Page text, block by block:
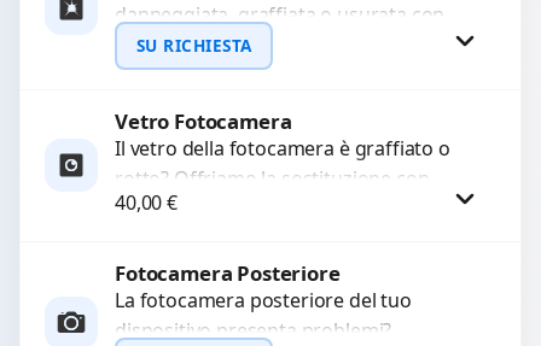
danneggiata, graffiata o usurata con
ricambi di alta qualità e garantiti.
Ripristiniamo l’aspetto estetico e...
SU RICHIESTA
Richiedi Preventivo
Vetro Fotocamera
Il vetro della fotocamera è graffiato o
rotto? Offriamo la sostituzione con
ricambi di alta qualità garantiti per 3
40,00€
Procedi
Fotocamera Posteriore
La fotocamera posteriore del tuo
dispositivo presenta problemi?